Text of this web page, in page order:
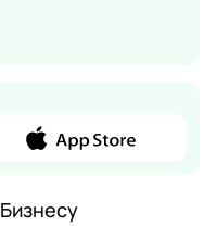
Бизнесу